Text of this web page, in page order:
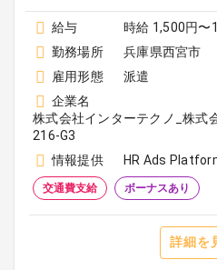
給与
時給 1,500円〜
勤務場所
兵庫県西宮市
雇用形態
派遣
企業名
株式会社インターテクノ_株式
216-G3
情報提供
HR Ads
交通費支給 ボーナスあり
詳細を